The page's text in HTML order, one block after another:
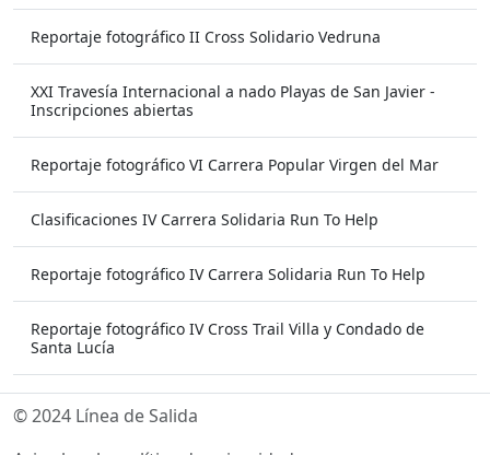
Reportaje fotográfico II Cross Solidario Vedruna
XXI Travesía Internacional a nado Playas de San Javier -
Inscripciones abiertas
Reportaje fotográfico VI Carrera Popular Virgen del Mar
Clasificaciones IV Carrera Solidaria Run To Help
Reportaje fotográfico IV Carrera Solidaria Run To Help
Reportaje fotográfico IV Cross Trail Villa y Condado de
Santa Lucía
© 2024 Línea de Salida